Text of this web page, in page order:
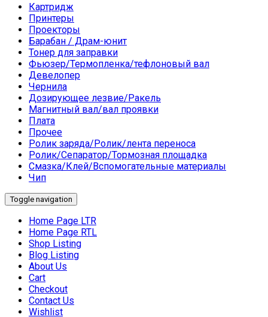
Картридж
Принтеры
Проекторы
Барабан / Драм-юнит
Тонер для заправки
Фьюзер/Термопленка/тефлоновый вал
Девелопер
Чернила
Дозирующее лезвие/Ракель
Магнитный вал/вал проявки
Плата
Прочее
Ролик заряда/Ролик/лента переноса
Ролик/Сепаратор/Тормозная площадка
Смазка/Клей/Вспомогательные материалы
Чип
Toggle navigation
Home Page LTR
Home Page RTL
Shop Listing
Blog Listing
About Us
Cart
Checkout
Contact Us
Wishlist